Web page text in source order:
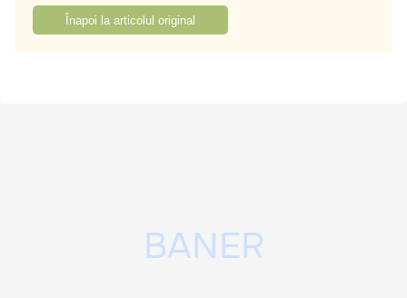
Înapoi la articolul original